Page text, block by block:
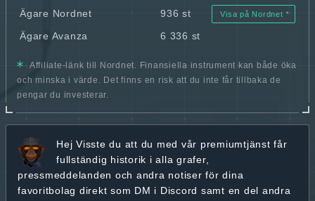
Ägare Nordnet
936 st Visa på Nordnet
Ägare Avanza 6 336 st
Affiliate-länk till Nordnet. Finansiella instrument kan både öka
och minska i värde. Det finns en risk att du inte får tillbaka de
pengar du investerar.
Hej Visste du att du med vår premiumtjänst får
fullständig historik i alla grafer,
pressmeddelanden och andra notiser för dina
favoritbolag direkt som DM i Discord samt en del andra